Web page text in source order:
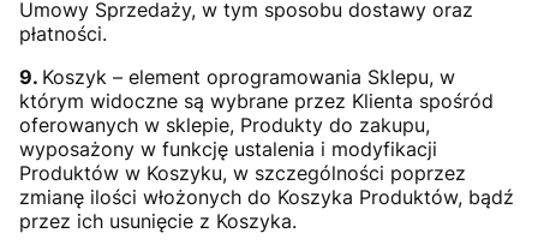
Umowy Sprzedaży, w tym sposobu dostawy oraz
płatności.
9. Koszyk – element oprogramowania Sklepu, w
którym widoczne są wybrane przez Klienta spośród
oferowanych w sklepie, Produkty do zakupu,
wyposażony w funkcję ustalenia i modyfikacji
Produktów w Koszyku, w szczególności poprzez
zmianę ilości włożonych do Koszyka Produktów, bądź
przez ich usunięcie z Koszyka.